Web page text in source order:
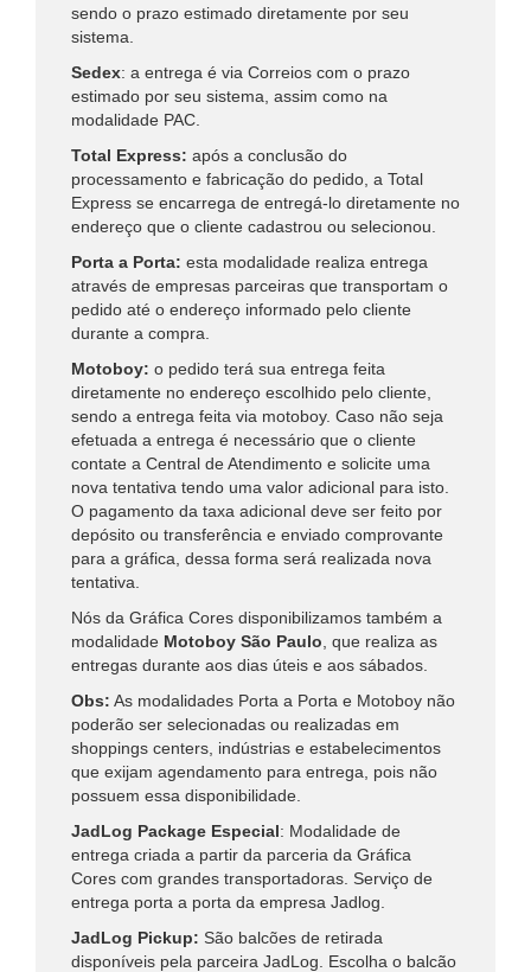
sendo o prazo estimado diretamente por seu
sistema.
Sedex: a entrega é via Correios com o prazo
estimado por seu sistema, assim como na
modalidade PAC.
Total Express: após a conclusão do
processamento e fabricação do pedido, a Total
Express se encarrega de entregá-lo diretamente no
endereço que o cliente cadastrou ou selecionou.
Porta a Porta: esta modalidade realiza entrega
através de empresas parceiras que transportam o
pedido até o endereço informado pelo cliente
durante a compra.
Motoboy: o pedido terá sua entrega feita
diretamente no endereço escolhido pelo cliente,
sendo a entrega feita via motoboy. Caso não seja
efetuada a entrega é necessário que o cliente
contate a Central de Atendimento e solicite uma
nova tentativa tendo uma valor adicional para isto.
O pagamento da taxa adicional deve ser feito por
depósito ou transferência e enviado comprovante
para a gráfica, dessa forma será realizada nova
tentativa.
Nós da Gráfica Cores disponibilizamos também a
modalidade Motoboy São Paulo , que realiza as
entregas durante aos dias úteis e aos sábados.
Obs: As modalidades Porta a Porta e Motoboy não
poderão ser selecionadas ou realizadas em
shoppings centers, indústrias e estabelecimentos
que exijam agendamento para entrega, pois não
possuem essa disponibilidade.
JadLog Package Especial: Modalidade de
entrega criada a partir da parceria da Gráfica
Cores com grandes transportadoras. Serviço de
entrega porta a porta da empresa Jadlog.
JadLog Pickup: São balcões de retirada
disponíveis pela parceira JadLog. Escolha o balcão